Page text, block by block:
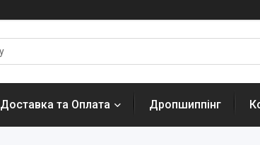
Доставка та Оплата Дропшиппінг